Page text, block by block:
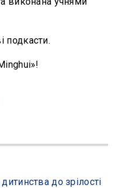
подкасти.
до зрілості